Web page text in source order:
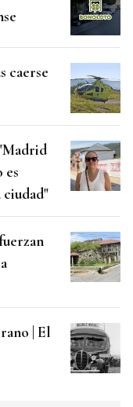
caerse
es
| El